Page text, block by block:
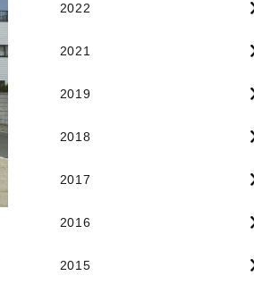
2022
2021
2019
2018
2017
2016
2015